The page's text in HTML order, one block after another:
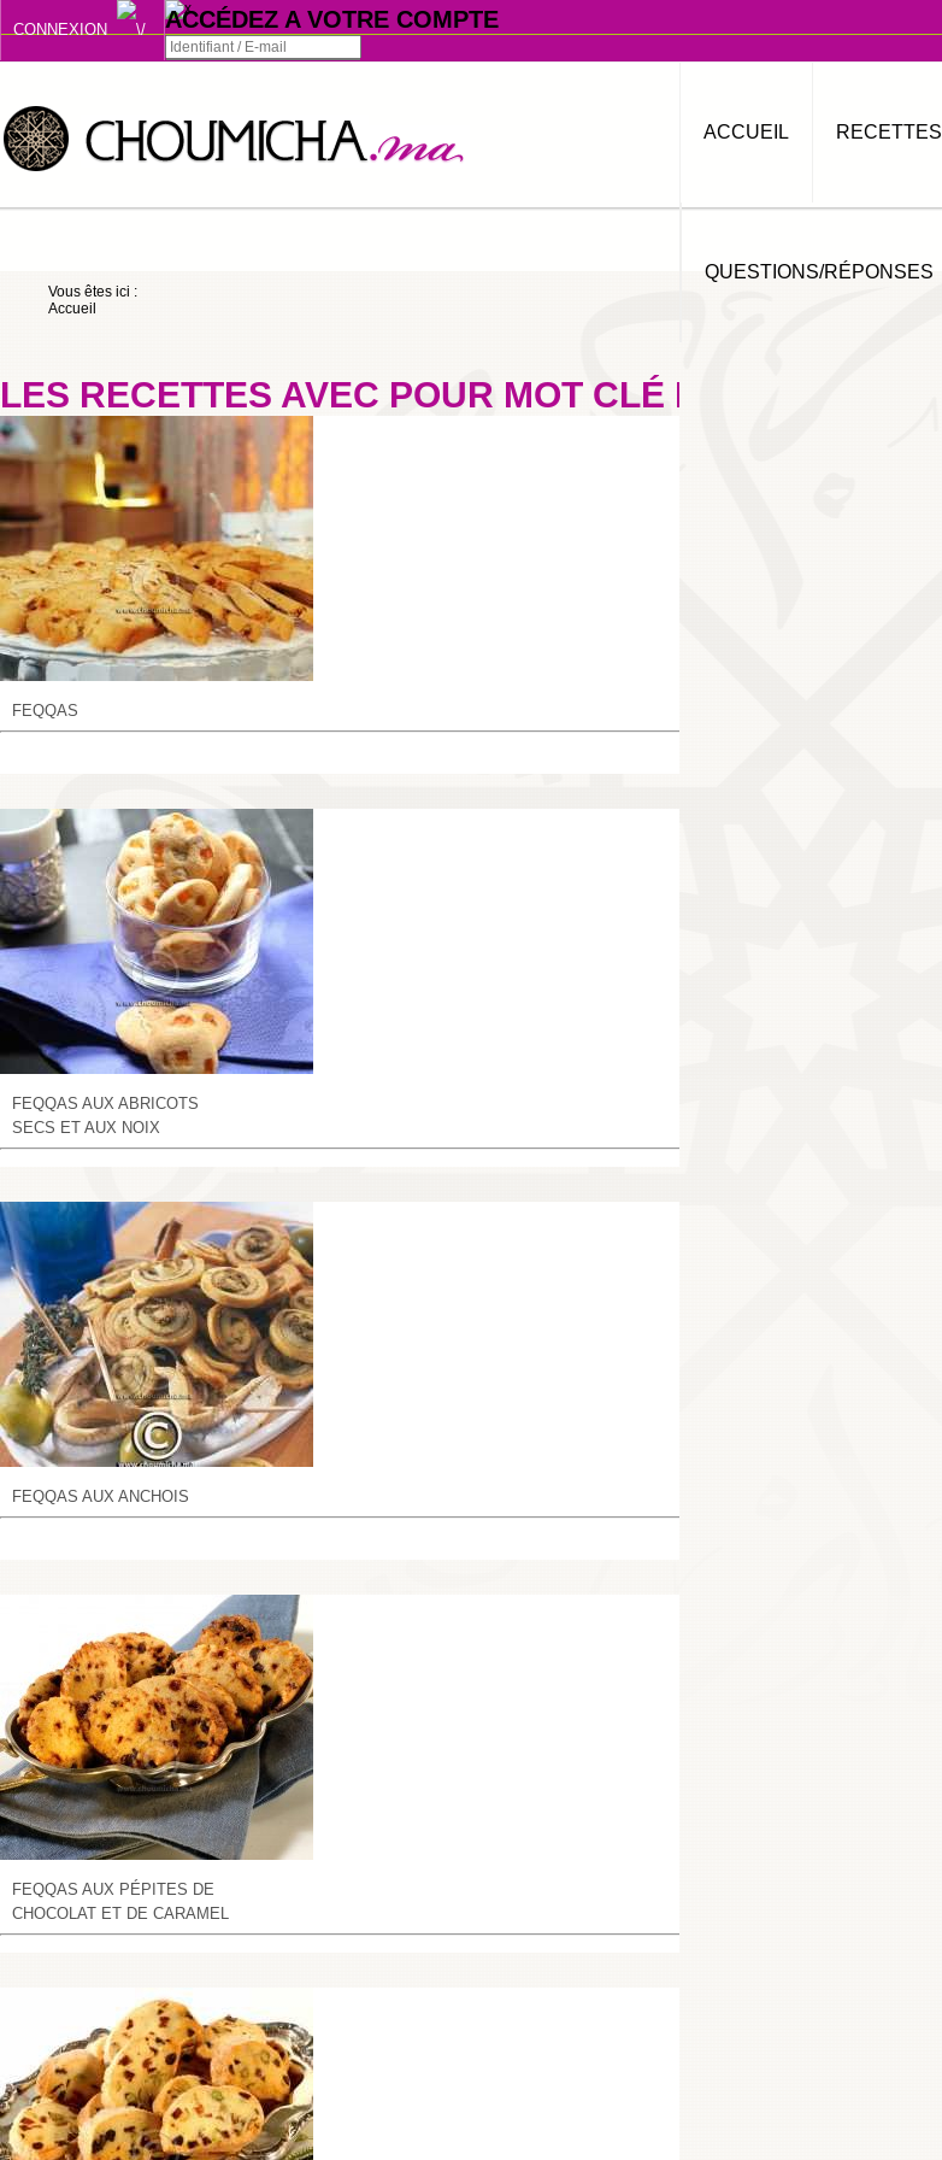
CONNEXION ACCÉDEZ A VOTRE COMPTE
Se souvenir de moi
S'INSCRIRE
ACCUEIL RECETTES
QUESTIONS/RÉPONSES
Vous êtes ici :
Accueil
LES RECETTES AVEC POUR MOT CLÉ FA99AS
FEQQAS
FEQQAS AUX ABRICOTS
SECS ET AUX NOIX
FEQQAS AUX ANCHOIS
FEQQAS AUX PÉPITES DE
CHOCOLAT ET DE CARAMEL